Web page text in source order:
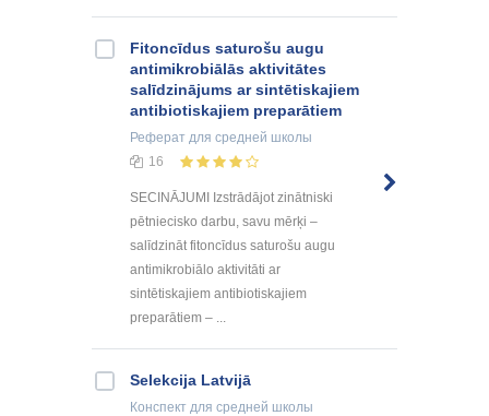
Fitoncīdus saturošu augu
antimikrobiālās aktivitātes
salīdzinājums ar sintētiskajiem
antibiotiskajiem preparātiem
Реферат для средней школы
16
SECINĀJUMI Izstrādājot zinātniski
pētniecisko darbu, savu mērķi –
salīdzināt fitoncīdus saturošu augu
antimikrobiālo aktivitāti ar
sintētiskajiem antibiotiskajiem
preparātiem – ...
Selekcija Latvijā
Конспект для средней школы